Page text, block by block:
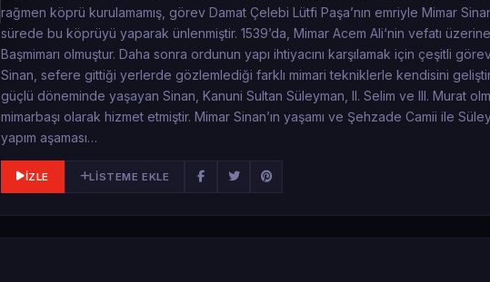
rağmen köprü kurulamamış, görev Damat Çelebi Lütfi Paşa’nın emriyle Mimar
sürede bu köprüyü yaparak ünlenmiştir. 1539’da, Mimar Acem Ali‘nin vefatı
Başmimarı olmuştur. Daha sonra ordunun yapı ihtiyacını karşılamak için çeşitli
Sinan, sefere gittiği yerlerde gözlemlediği farklı mimari tekniklerle kendisini
güçlü döneminde yaşayan Sinan, Kanuni Sultan Süleyman, II. Selim ve III. Murat
mimarbaşı olarak hizmet etmiştir. Mimar Sinan’ın yaşamı ve Şehzade Camii ile
yapım aşaması…
İZLE LISTEME EKLE